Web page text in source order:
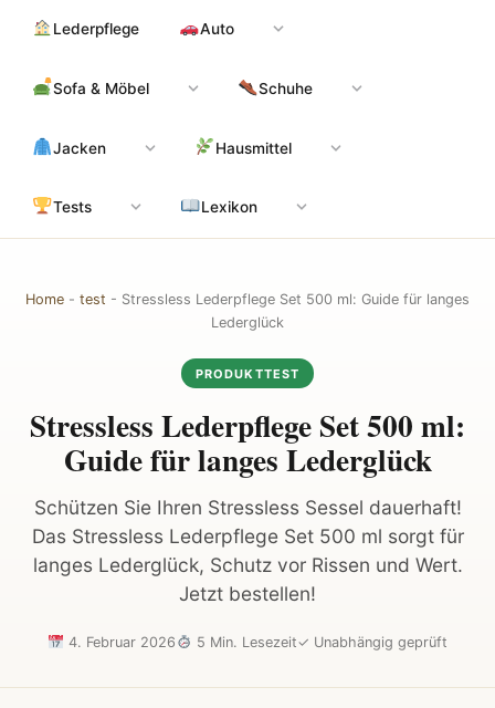
Inhalt
Lederpflege Auto
Sofa & Möbel Schuhe
Jacken Hausmittel
Tests Lexikon
Home - test - Stressless Lederpflege Set 500 ml: Guide für langes
Lederglück
PRODUKTTEST
Stressless Lederpflege Set 500 ml:
Guide für langes Lederglück
Schützen Sie Ihren Stressless Sessel dauerhaft!
Das Stressless Lederpflege Set 500 ml sorgt für
langes Lederglück, Schutz vor Rissen und Wert.
Jetzt bestellen!
4. Februar 2026 5 Min. Lesezeit✓ Unabhängig geprüft